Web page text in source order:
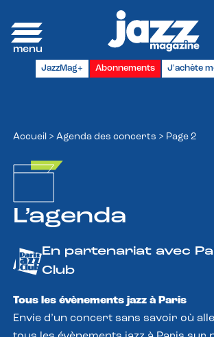
JazzMag+ Abonnements J'achète
Accueil > Agenda des concerts > Page 2
L’agenda
En partenariat avec
Club
Tous les évènements jazz à Paris
Envie d’un concert sans savoir où